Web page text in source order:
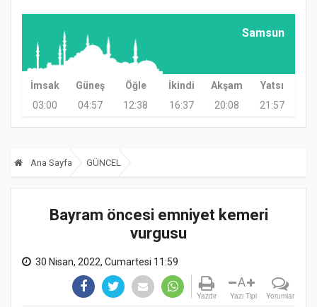
Samsun
İmsak Güneş Öğle İkindi Akşam
Yatsı
03:00
04:57 12:38 16:37 20:08 21:57
Ana Sayfa GÜNCEL
Bayram öncesi emniyet kemeri
vurgusu
30 Nisan, 2022, Cumartesi 11:59
Yazdır
A
Yazı Tipi Yorumlar